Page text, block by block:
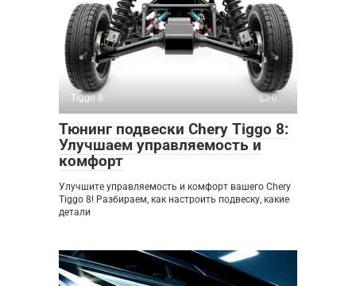
Tiggo 8 0
Тюнинг подвески Chery Tiggo 8:
Улучшаем управляемость и
комфорт
Улучшите управляемость и комфорт вашего Chery
Tiggo 8! Разбираем, как настроить подвеску, какие
детали